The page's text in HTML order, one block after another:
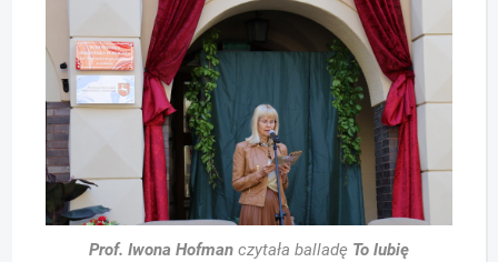
Prof. Iwona Hofman czytała balladę To lubię